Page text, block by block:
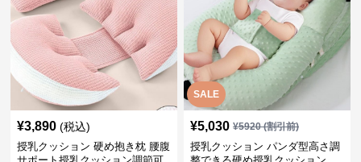
¥3,890 (税込)
授乳クッション 硬め抱き枕 腰腹
SALE
¥5,030 ¥5920(割引前)
授乳クッション パンダ型高さ調